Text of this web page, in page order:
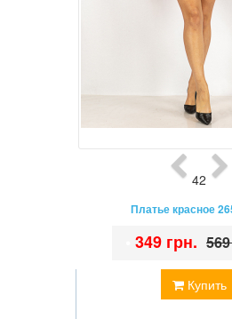
42
Платье красное
Купить
349 грн.